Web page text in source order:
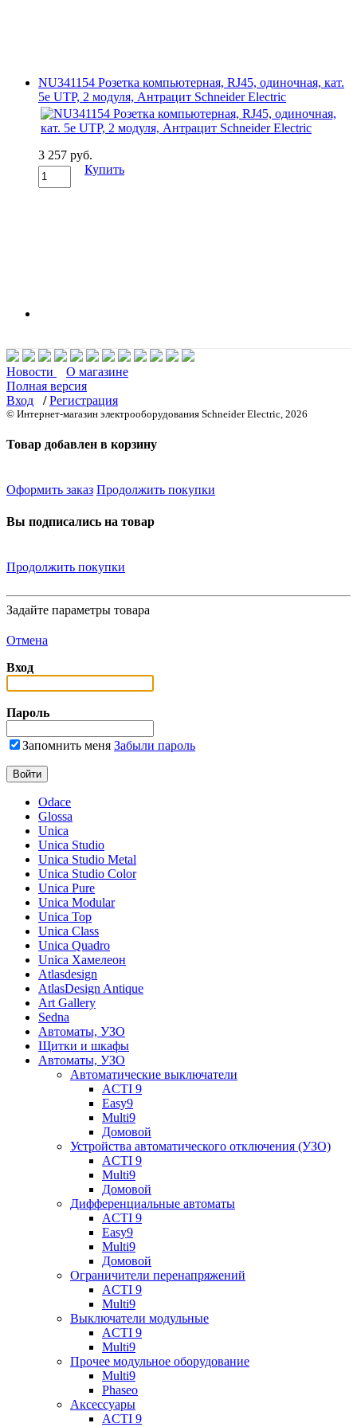
NU341154 Розетка компьютерная, RJ45, одиночная, кат.
5е UTP, 2 модуля, Антрацит Schneider Electric
3 257 руб.
Купить
Новости
О магазине
Полная версия
Вход
/ Регистрация
© Интернет-магазин электрооборудования Schneider Electric, 2026
Товар добавлен в корзину
Оформить заказ Продолжить покупки
Вы подписались на товар
Продолжить покупки
Задайте параметры товара
Отмена
Вход
Пароль
Запомнить меня Забыли пароль
Odace
Glossa
Unica
Unica Studio
Unica Studio Metal
Unica Studio Color
Unica Pure
Unica Modular
Unica Top
Unica Class
Unica Quadro
Unica Хамелеон
Atlasdesign
AtlasDesign Antique
Art Gallery
Sedna
Автоматы, УЗО
Щитки и шкафы
Автоматы, УЗО
Автоматические выключатели
ACTI 9
Easy9
Multi9
Домовой
Устройства автоматического отключения (УЗО)
ACTI 9
Multi9
Домовой
Дифференциальные автоматы
ACTI 9
Easy9
Multi9
Домовой
Ограничители перенапряжений
ACTI 9
Multi9
Выключатели модульные
ACTI 9
Multi9
Прочее модульное оборудование
Multi9
Phaseo
Аксессуары
ACTI 9